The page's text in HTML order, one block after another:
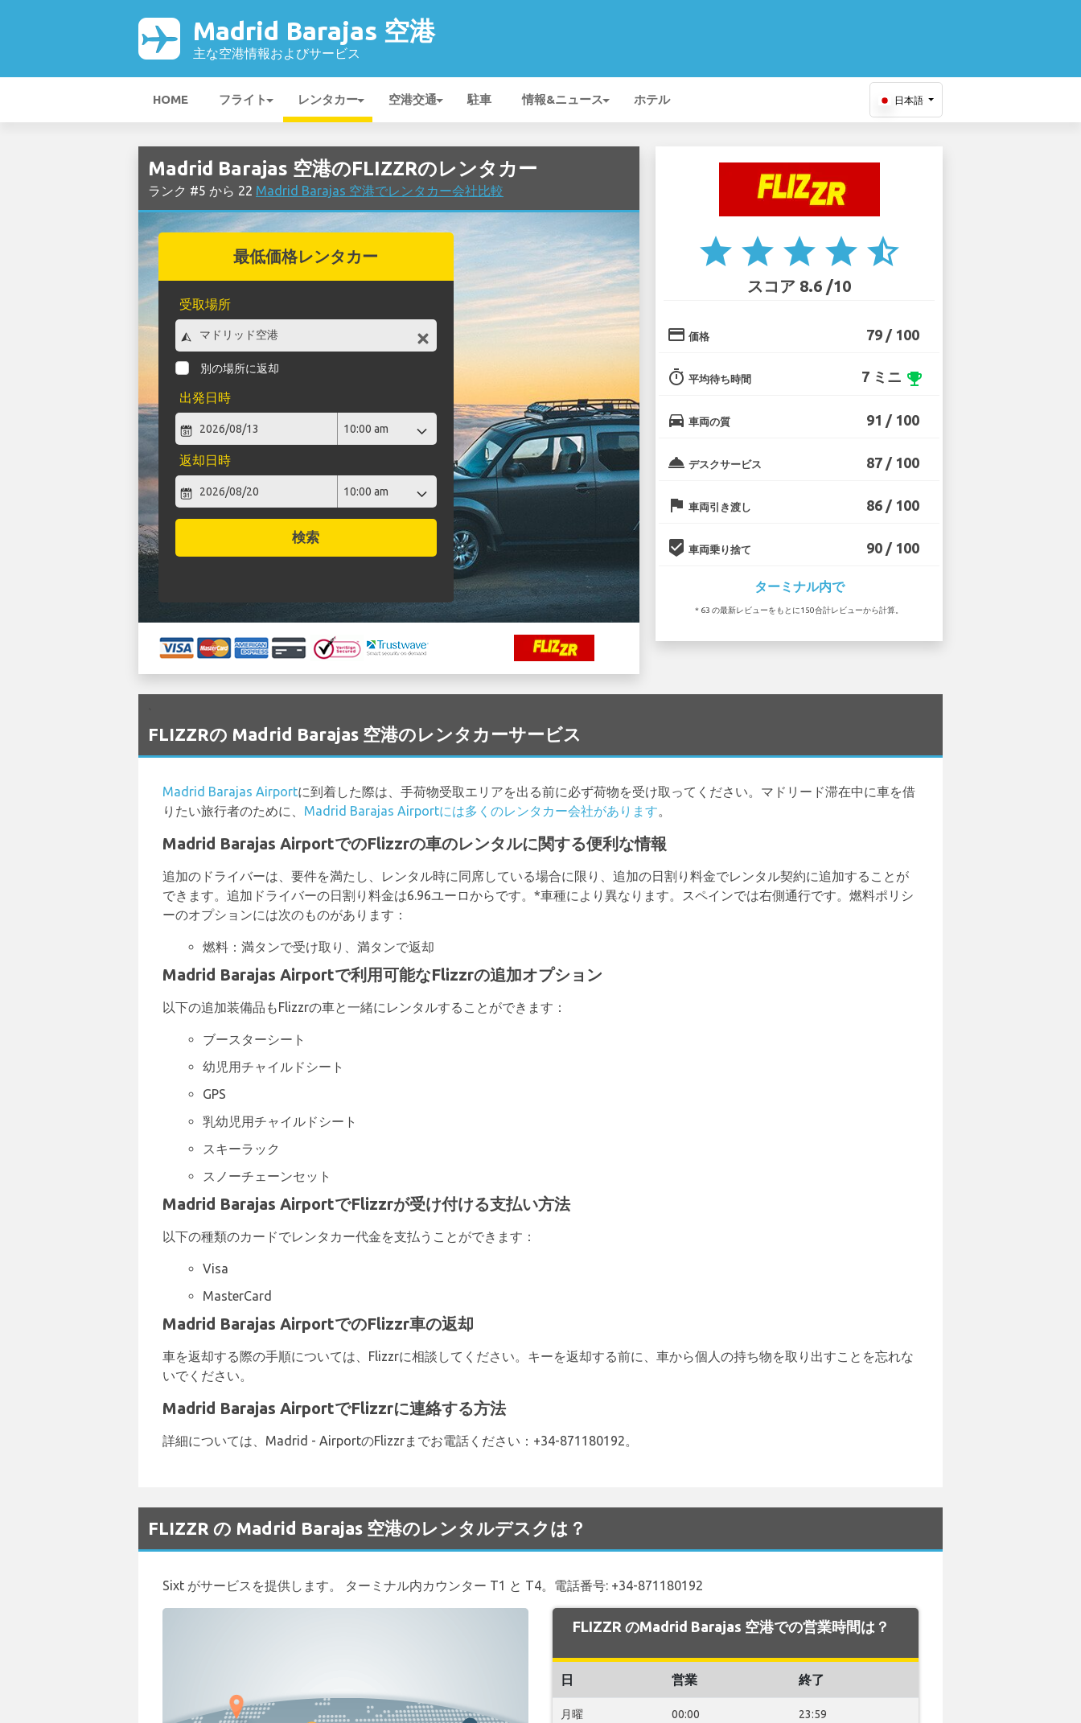
Madrid Barajas 空港
主な空港情報およびサービス
HOME フライト レンタカー 空港交通 駐車 情報&ニュース ホテル 日本語
Madrid Barajas 空港のFLIZZRのレンタカー
ランク #5 から 22 Madrid Barajas 空港でレンタカー会社比較
最低価格レンタカー
受取場所
別の場所に返却
出発日時
返却日時
検索
star star star star star_half
スコア 8.6 /10
credit_card 価格 79 / 100
timer 平均待ち時間 7 ミニ emoji_events
directions_car 車両の質 91 / 100
room_service デスクサービス 87 / 100
flag 車両引き渡し 86 / 100
beenhere 車両乗り捨て 90 / 100
ターミナル内で
* 63 の最新レビューをもとに150合計レビューから計算。
FLIZZRの Madrid Barajas 空港のレンタカーサービス
Madrid Barajas Airportに到着した際は、手荷物受取エリアを出る前に必ず荷物を受け取ってください。マドリード滞在中に車を借
りたい旅行者のために、 Madrid Barajas Airportには多くのレンタカー会社があります。
Madrid Barajas AirportでのFlizzrの車のレンタルに関する便利な情報
追加のドライバーは、要件を満たし、レンタル時に同席している場合に限り、追加の日割り料金でレンタル契約に追加することが
できます。追加ドライバーの日割り料金は6.96ユーロからです。*車種により異なります。スペインでは右側通行です。燃料ポリシ
ーのオプションには次のものがあります：
燃料：満タンで受け取り、満タンで返却
Madrid Barajas Airportで利用可能なFlizzrの追加オプション
以下の追加装備品もFlizzrの車と一緒にレンタルすることができます：
ブースターシート
幼児用チャイルドシート
GPS
乳幼児用チャイルドシート
スキーラック
スノーチェーンセット
Madrid Barajas AirportでFlizzrが受け付ける支払い方法
以下の種類のカードでレンタカー代金を支払うことができます：
Visa
MasterCard
Madrid Barajas AirportでのFlizzr車の返却
車を返却する際の手順については、Flizzrに相談してください。キーを返却する前に、車から個人の持ち物を取り出すことを忘れな
いでください。
Madrid Barajas AirportでFlizzrに連絡する方法
詳細については、Madrid - AirportのFlizzrまでお電話ください：+34-871180192。
FLIZZR の Madrid Barajas 空港のレンタルデスクは？
Sixt がサービスを提供します。 ターミナル内カウンター T1 と T4。電話番号: +34-871180192
FLIZZR のMadrid Barajas 空港での営業時間は？
日 営業 終了
月曜 00:00 23:59